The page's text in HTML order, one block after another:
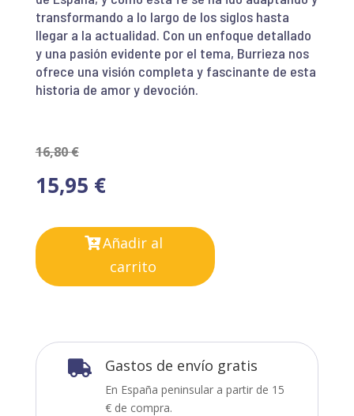
transformando a lo largo de los siglos hasta
llegar a la actualidad. Con un enfoque detallado
y una pasión evidente por el tema, Burrieza nos
ofrece una visión completa y fascinante de esta
historia de amor y devoción.
16,80€
15,95 €
Añadir al
carrito
 Gastos de envío gratis
En España peninsular a partir de 15
€ de compra.